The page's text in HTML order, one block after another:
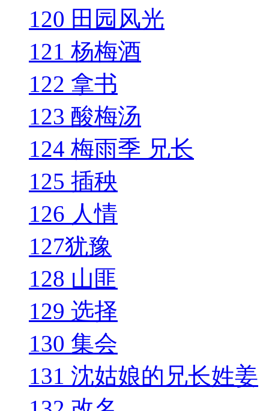
120 田园风光
121 杨梅酒
122 拿书
123 酸梅汤
124 梅雨季 兄长
125 插秧
126 人情
127犹豫
128 山匪
129 选择
130 集会
131 沈姑娘的兄长姓姜